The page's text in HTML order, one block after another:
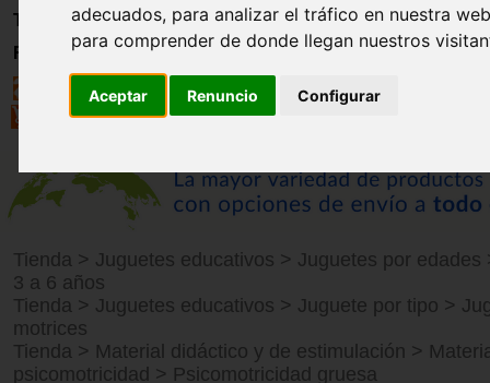
adecuados, para analizar el tráfico en nuestra
para comprender de donde llegan nuestros
Aceptar Renuncio Configurar
Trabajo
Registro
Tienda > Juguetes educativos > Juguetes por edades
3 a 6 años
Tienda > Juguetes educativos > Juguete por tipo >
motrices
Tienda > Material didáctico y de estimulación >
psicomotricidad > Psicomotricidad gruesa